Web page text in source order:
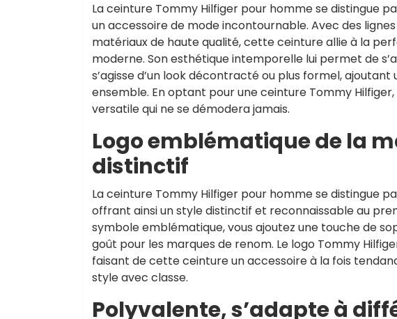
La ceinture Tommy Hilfiger pour homme se distingue
un accessoire de mode incontournable. Avec des
matériaux de haute qualité, cette ceinture allie à la
moderne. Son esthétique intemporelle lui permet de
s’agisse d’un look décontracté ou plus formel,
ensemble. En optant pour une ceinture Tommy
versatile qui ne se démodera jamais.
Logo emblématique de la
distinctif
La ceinture Tommy Hilfiger pour homme se distingue
offrant ainsi un style distinctif et reconnaissable au
symbole emblématique, vous ajoutez une touche de
goût pour les marques de renom. Le logo Tommy
faisant de cette ceinture un accessoire à la fois
style avec classe.
Polyvalente, s’adapte à